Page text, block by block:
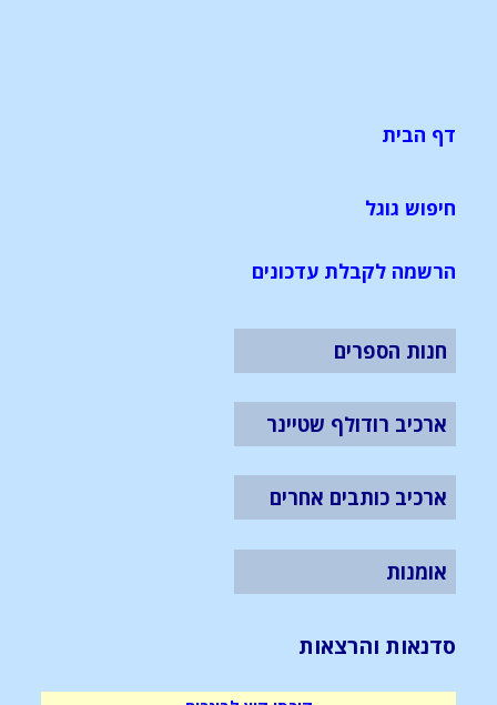
דף הבית
חיפוש גוגל
הרשמה לקבלת עדכונים
חנות הספרים
ארכיב רודולף שטיינר
ארכיב כותבים אחרים
אומנות
סדנאות והרצאות